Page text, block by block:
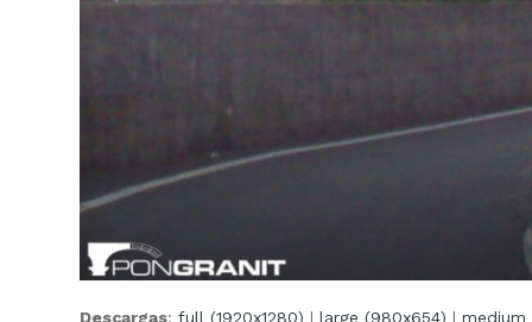
Descargas:full (1920x1280) |large (980x654) |medium